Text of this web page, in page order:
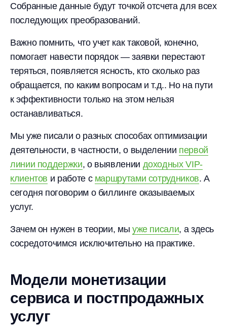
Собранные данные будут точкой отсчета для всех
последующих преобразований.
Важно помнить, что учет как таковой, конечно,
помогает навести порядок — заявки перестают
теряться, появляется ясность, кто сколько раз
обращается, по каким вопросам и т.д.. Но на пути
к эффективности только на этом нельзя
останавливаться.
Мы уже писали о разных способах оптимизации
деятельности, в частности, о выделении первой
линии поддержки, о выявлении доходных VIP-
клиентов и работе с маршрутами сотрудников. А
сегодня поговорим о биллинге оказываемых
услуг.
Зачем он нужен в теории, мы уже писали, а здесь
сосредоточимся исключительно на практике.
Модели монетизации
сервиса и постпродажных
услуг